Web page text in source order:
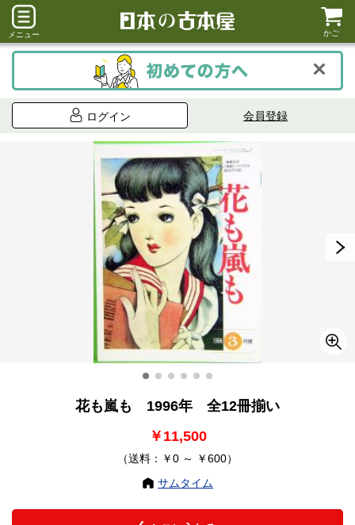
メニュー かご
ログイン 会員登録
花も嵐も 1996年 全12冊揃い
￥11,500
（送料：￥0 ～ ￥600）
サムタイム